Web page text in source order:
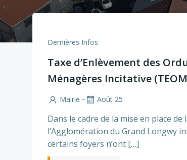
Dernières Infos
Taxe d’Enlèvement des
Ménagères Incitative
Mairie - Août 25
Dans le cadre de la mise en place de
l’Agglomération du Grand Longwy
certains foyers n’ont […]